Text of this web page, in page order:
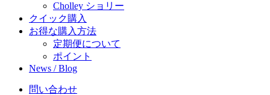
Cholley ショリー
クイック購入
お得な購入方法
定期便について
ポイント
News / Blog
問い合わせ